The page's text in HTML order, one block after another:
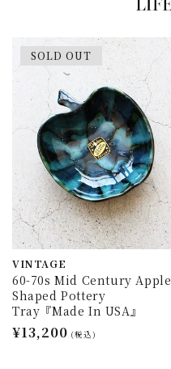
SOLD OUT
VINTAGE
60-70s Mid Century Apple
Shaped Pottery
Tray『Made In USA』
通
¥13,200 (税込)